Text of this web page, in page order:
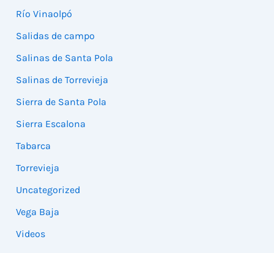
Río Vinaolpó
Salidas de campo
Salinas de Santa Pola
Salinas de Torrevieja
Sierra de Santa Pola
Sierra Escalona
Tabarca
Torrevieja
Uncategorized
Vega Baja
Videos